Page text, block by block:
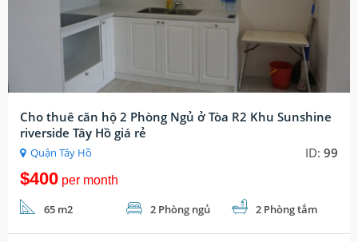
Cho thuê căn hộ 2 Phòng Ngủ ở Tòa R2 Khu Sunshine
riverside Tây Hồ giá rẻ
Quận Tây Hồ ID:99
$400per month
65 m2 2 Phòng ngủ 2 Phòng tắm